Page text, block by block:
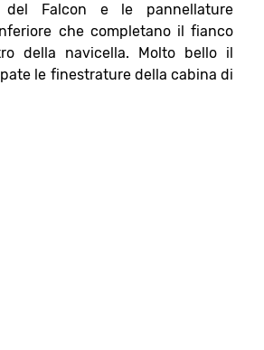
Falcon e le pannellature
che completano il fianco
della navicella. Molto bello il
le finestrature della cabina di